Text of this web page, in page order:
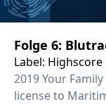
Folge 6:
Label: Highscore
2019 Your
license to